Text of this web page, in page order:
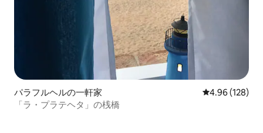
パラフルヘルの一軒家 レビュー128
4.96 (128)
「ラ・プラテヘタ」の桟橋